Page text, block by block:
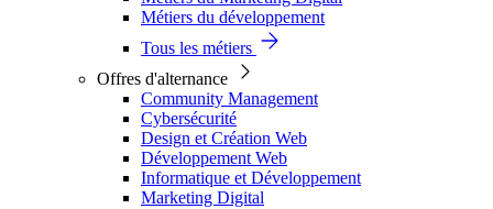
Métiers du développement
Tous les métiers
Offres d'alternance
Community Management
Cybersécurité
Design et Création Web
Développement Web
Informatique et Développement
Marketing Digital